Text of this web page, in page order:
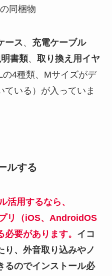
ース、 充電ケーブル
書類、 取り換え用イヤ
4種類、Mサイズがデ
ている）が入っていま
ルする
活用するなら、
リ（iOS、AndroidOS
要があります。 イコ
り、外音取り込みやノ
るのでインストール必